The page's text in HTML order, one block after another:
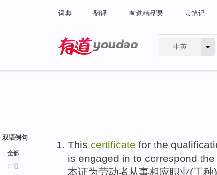
词典 翻译 有道精品课 云笔记
中英
双语例句
全部
口语
This certificate for the
is engaged in to correspond the
本证为劳动者从事相应职业(工种)